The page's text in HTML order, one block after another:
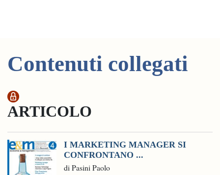
Contenuti collegati
ARTICOLO
I MARKETING MANAGER SI
CONFRONTANO ...
di Pasini Paolo